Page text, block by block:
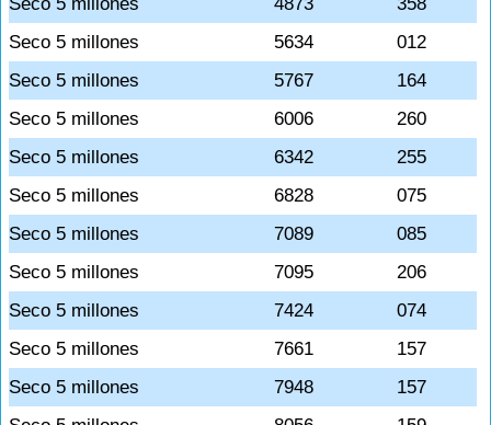
Seco 5 millones
5634
012
Seco 5 millones
5767
164
Seco 5 millones
6006
260
Seco 5 millones
6342
255
Seco 5 millones
6828
075
Seco 5 millones
7089
085
Seco 5 millones
7095
206
Seco 5 millones
7424
074
Seco 5 millones
7661
157
Seco 5 millones
7948
157